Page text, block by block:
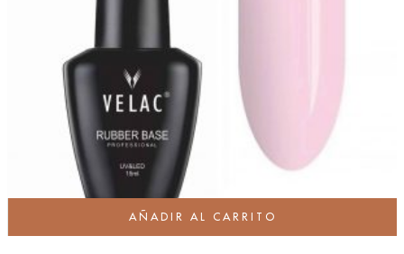
AÑADIR AL CARRITO